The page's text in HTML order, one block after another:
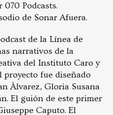
Podcasts.
de Sonar Afuera.
de la Línea de
narrativos de la
del Instituto Caro y
proyecto fue diseñado
Álvarez, Gloria Susana
El guión de este primer
Caputo. El